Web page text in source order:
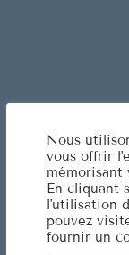
Nous
vous offrir
mémorisant
En cliquant
l'utilisation
pouvez
fournir un